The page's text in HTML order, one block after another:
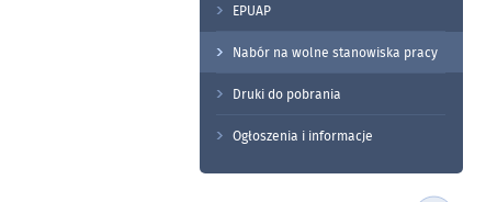
EPUAP
Nabór na wolne stanowiska pracy
Druki do pobrania
Ogłoszenia i informacje